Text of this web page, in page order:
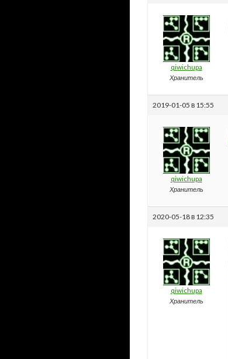
qiwichupa
Хранитель
2019-01-05 в 15:55
qiwichupa
Хранитель
2020-05-18 в 12:35
qiwichupa
Хранитель